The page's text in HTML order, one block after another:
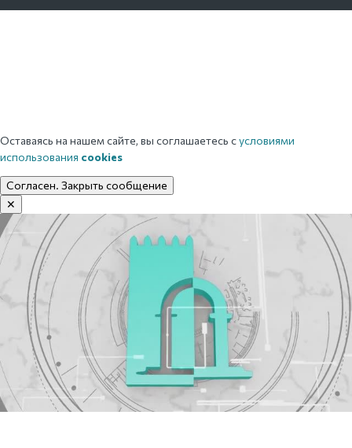
Оставаясь на нашем сайте, вы соглашаетесь сусловиями
использования cookies
Согласен. Закрыть сообщение
✕